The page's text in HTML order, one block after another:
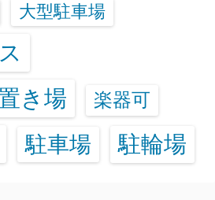
大型駐車場
き場
楽器可
駐車場 駐輪場